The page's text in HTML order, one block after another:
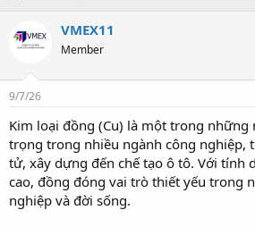
e
s
t
a
t
e
r
à
y
g
VMEX11
Member
9/7/26
Kim loại đồng (Cu) là một trong những
trọng trong nhiều ngành công nghiệp,
tử, xây dựng đến chế tạo ô tô. Với tính
cao, đồng đóng vai trò thiết yếu trong
nghiệp và đời sống.